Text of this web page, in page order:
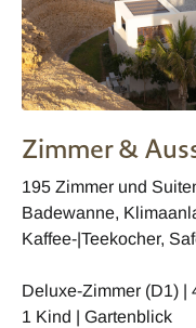
Zimmer &
195 Zimmer und
Badewanne,
Kaffee-|Teekocher,
Deluxe-Zimmer (D1) |
1 Kind | Gartenblick